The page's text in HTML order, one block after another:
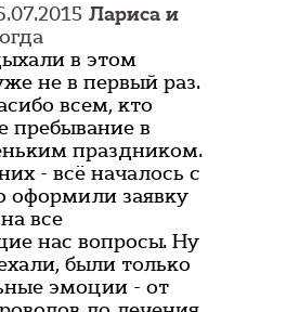
Лариса и
в этом
не в первый раз.
всем, кто
пребывание в
праздником.
- всё началось с
оформили заявку
все
нас вопросы. Ну
были только
эмоции - от